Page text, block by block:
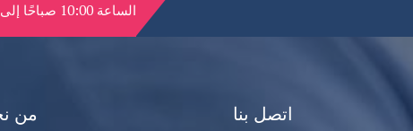
الساعة 10:00 صباحًا إلى 7:00 مساءً
اتصل بنا من